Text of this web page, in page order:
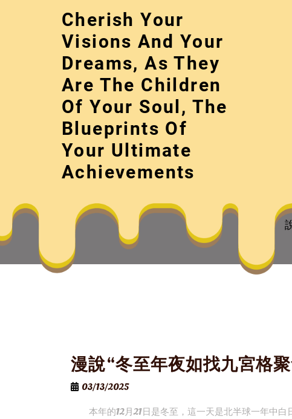
Cherish Your
Visions And Your
Dreams, As They
Are The Children
Of Your Soul, The
Blueprints Of
Your Ultimate
Achievements
漫說“冬至年夜
Cherish your visions and your dreams, as
漫說“冬至年夜如找九宮格
03/13/2025
本年的12月21日是冬至，這一天是北半球一年中